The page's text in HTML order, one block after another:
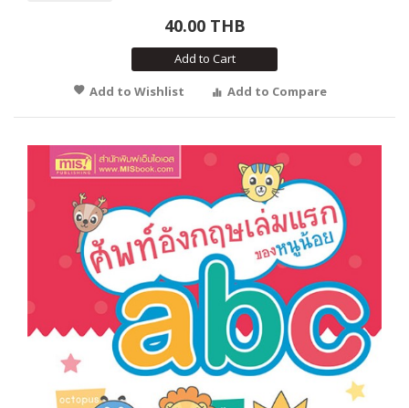
40.00 THB
Add to Cart
Add to Wishlist
Add to Compare